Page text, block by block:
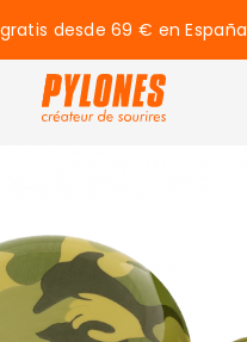
desde 69 € en España